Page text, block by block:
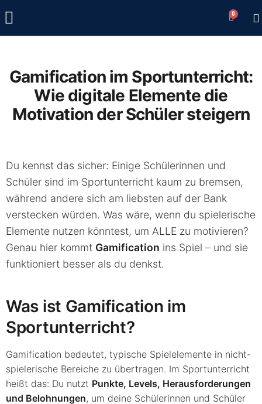
0
Gamification im Sportunterricht:
Wie digitale Elemente die
Motivation der Schüler steigern
Du kennst das sicher: Einige Schülerinnen und
Schüler sind im Sportunterricht kaum zu bremsen,
während andere sich am liebsten auf der Bank
verstecken würden. Was wäre, wenn du spielerische
Elemente nutzen könntest, um ALLE zu motivieren?
Genau hier kommt Gamification ins Spiel – und sie
funktioniert besser als du denkst.
Was ist Gamification im
Sportunterricht?
Gamification bedeutet, typische Spielelemente in nicht-
spielerische Bereiche zu übertragen. Im Sportunterricht
heißt das: Du nutzt Punkte, Levels, Herausforderungen
und Belohnungen, um deine Schülerinnen und Schüler